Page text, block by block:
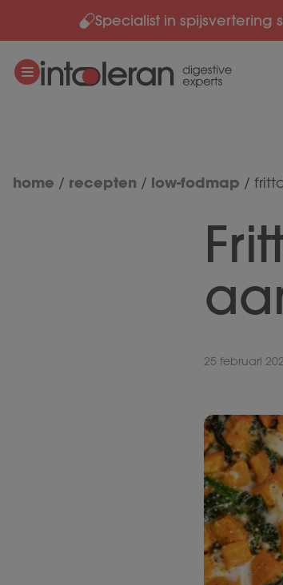
Meteen naar de contentSpecialist in spijsvertering
home / recepten / low-fodmap /
25 februari